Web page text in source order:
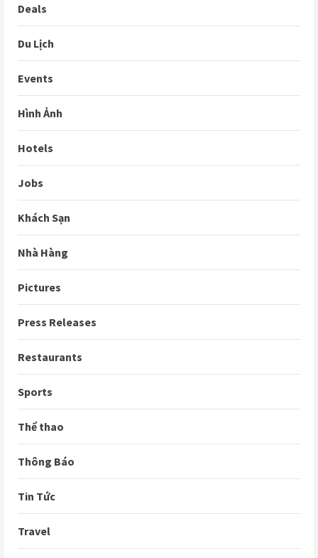
Deals
Du Lịch
Events
Hình Ảnh
Hotels
Jobs
Khách Sạn
Nhà Hàng
Pictures
Press Releases
Restaurants
Sports
Thể thao
Thông Báo
Tin Tức
Travel